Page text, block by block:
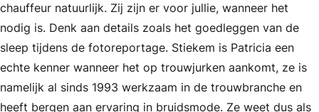
chauffeur natuurlijk. Zij zijn er voor jullie, wanneer het
nodig is. Denk aan details zoals het goedleggen van de
sleep tijdens de fotoreportage. Stiekem is Patricia een
echte kenner wanneer het op trouwjurken aankomt, ze is
namelijk al sinds 1993 werkzaam in de trouwbranche en
heeft bergen aan ervaring in bruidsmode. Ze weet dus als